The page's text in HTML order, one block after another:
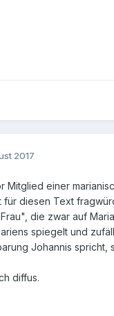
2017
Mitglied einer
für diesen Text
die zwar auf
spiegelt und
Johannis spricht,
diffus.